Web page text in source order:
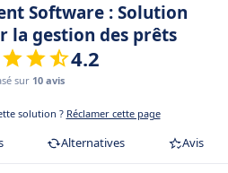
Software : Solution
la gestion des prêts
4.2
sur 10 avis
solution ? Réclamer cette page
Alternatives Avis